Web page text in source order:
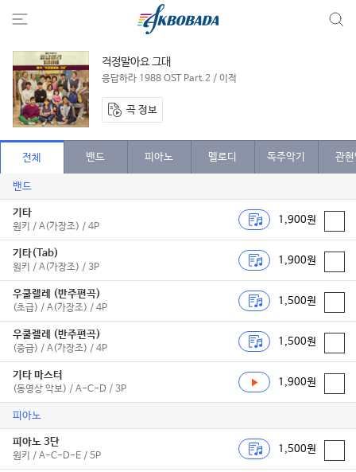
걱정말아요 그대
응답하라 1988 OST Part.2 / 이적
곡 정보
전체 밴드 피아노 멜로디 독주악기 관
밴드
기타
원키 / A(가장조) / 4P
1,900원
기타(Tab)
원키 / A(가장조) / 3P
1,900원
우쿨렐레 (반주편곡)
(초급) / A(가장조) / 4P
1,500원
우쿨렐레 (반주편곡)
(중급) / A(가장조) / 4P
1,500원
기타 마스터
(동영상 악보) / A-C-D / 3P
1,900원
피아노
피아노 3단
원키 / A-C-D-E / 5P
1,500원